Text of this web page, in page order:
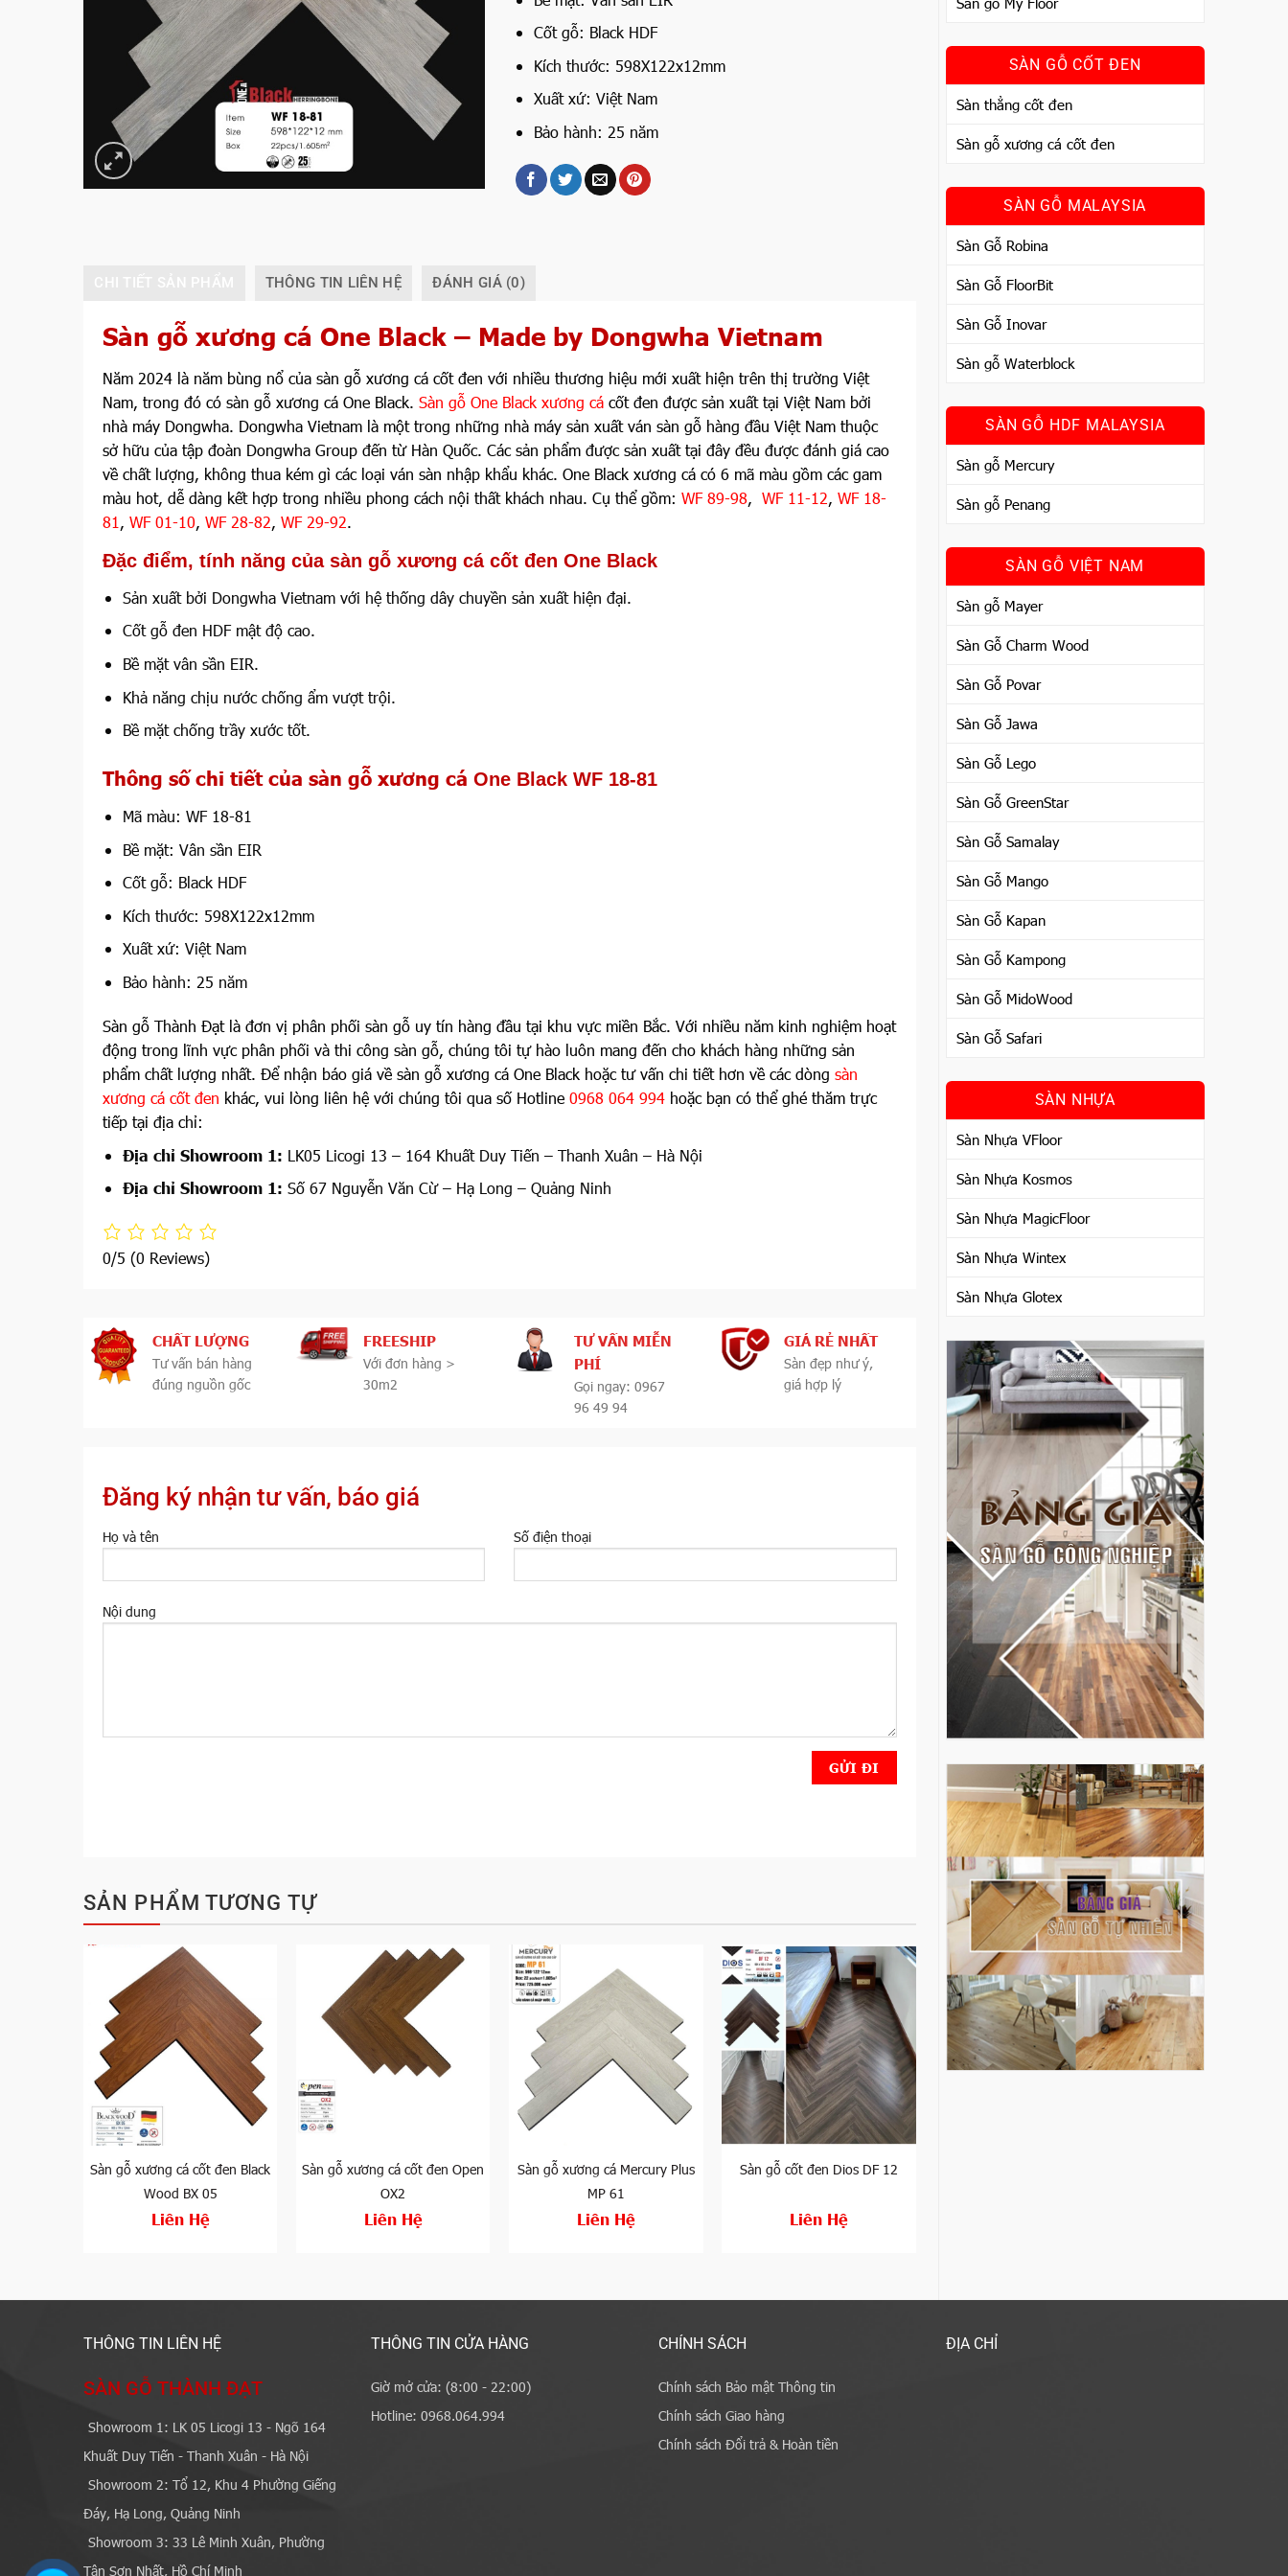
SÀN GỖ CỐT ĐEN
Sàn thẳng cốt đen
Sàn gỗ xương cá cốt đen
SÀN GỖ MALAYSIA
Sàn Gỗ Robina
Sàn Gỗ FloorBit
Sàn Gỗ Inovar
Sàn gỗ Waterblock
SÀN GỖ HDF MALAYSIA
Sàn gỗ Mercury
Sàn gỗ Penang
SÀN GỖ VIỆT NAM
Sàn gỗ Mayer
Sàn Gỗ Charm Wood
Sàn Gỗ Povar
Sàn Gỗ Jawa
Sàn Gỗ Lego
Sàn Gỗ GreenStar
Sàn Gỗ Samalay
Sàn Gỗ Mango
Sàn Gỗ Kapan
Sàn Gỗ Kampong
Sàn Gỗ MidoWood
Sàn Gỗ Safari
SÀN NHỰA
Sàn Nhựa VFloor
Sàn Nhựa Kosmos
Sàn Nhựa MagicFloor
Sàn Nhựa Wintex
Sàn Nhựa Glotex
Cốt gỗ: Black HDF
Kích thước: 598X122x12mm
Xuất xứ: Việt Nam
Bảo hành: 25 năm
THÔNG TIN LIÊN HỆ ĐÁNH GIÁ (0)
Sàn gỗ xương cá One Black – Made by Dongwha Vietnam
Năm 2024 là năm bùng nổ của sàn gỗ xương cá cốt đen với nhiều thương hiệu mới xuất hiện trên thị trường Việt
Nam, trong đó có sàn gỗ xương cá One Black. Sàn gỗ One Black xương cá cốt đen được sản xuất tại Việt Nam bởi
nhà máy Dongwha. Dongwha Vietnam là một trong những nhà máy sản xuất ván sàn gỗ hàng đầu Việt Nam thuộc
sở hữu của tập đoàn Dongwha Group đến từ Hàn Quốc. Các sản phẩm được sản xuất tại đây đều được đánh giá cao
về chất lượng, không thua kém gì các loại ván sàn nhập khẩu khác. One Black xương cá có 6 mã màu gồm các gam
màu hot, dễ dàng kết hợp trong nhiều phong cách nội thất khách nhau. Cụ thể gồm: WF 89-98, WF 11-12, WF 18-
81, WF 01-10, WF 28-82, WF 29-92.
Đặc điểm, tính năng của sàn gỗ xương cá cốt đen One Black
Sản xuất bởi Dongwha Vietnam với hệ thống dây chuyền sản xuất hiện đại.
Cốt gỗ đen HDF mật độ cao.
Bề mặt vân sần EIR.
Khả năng chịu nước chống ẩm vượt trội.
Bề mặt chống trầy xước tốt.
Thông số chi tiết của sàn gỗ xương cá One Black WF 18-81
Mã màu: WF 18-81
Bề mặt: Vân sần EIR
Cốt gỗ: Black HDF
Kích thước: 598X122x12mm
Xuất xứ: Việt Nam
Bảo hành: 25 năm
Sàn gỗ Thành Đạt là đơn vị phân phối sàn gỗ uy tín hàng đầu tại khu vực miền Bắc. Với nhiều năm kinh nghiệm hoạt
động trong lĩnh vực phân phối và thi công sàn gỗ, chúng tôi tự hào luôn mang đến cho khách hàng những sản
phẩm chất lượng nhất. Để nhận báo giá về sàn gỗ xương cá One Black hoặc tư vấn chi tiết hơn về các dòng sàn
xương cá cốt đen khác, vui lòng liên hệ với chúng tôi qua số Hotline 0968 064 994 hoặc bạn có thể ghé thăm trực
tiếp tại địa chỉ:
Địa chỉ Showroom 1: LK05 Licogi 13 – 164 Khuất Duy Tiến – Thanh Xuân – Hà Nội
Địa chỉ Showroom 1: Số 67 Nguyễn Văn Cừ – Hạ Long – Quảng Ninh
0/5 (0 Reviews)
CHẤT LƯỢNG
Tư vấn bán hàng
đúng nguồn gốc
FREESHIP
Với đơn hàng >
30m2
TƯ VẤN MIỄN
PHÍ
Gọi ngay: 0967
96 49 94
GIÁ RẺ NHẤT
Sàn đẹp như ý,
giá hợp lý
Đăng ký nhận tư vấn, báo giá
Họ và tên Số điện thoại
Nội dung
SẢN PHẨM TƯƠNG TỰ
Sàn gỗ xương cá cốt đen Black
Wood BX 05
Liên Hệ
Sàn gỗ xương cá cốt đen Open
OX2
Liên Hệ
Sàn gỗ xương cá Mercury Plus
MP 61
Liên Hệ
Sàn gỗ cốt đen Dios DF 12
Liên Hệ
THÔNG TIN LIÊN HỆ
SÀN GỖ THÀNH ĐẠT
Showroom 1: LK 05 Licogi 13 - Ngõ 164
Khuất Duy Tiến - Thanh Xuân - Hà Nội
Showroom 2: Tổ 12, Khu 4 Phường Giếng
Đáy, Hạ Long, Quảng Ninh
Showroom 3: 33 Lê Minh Xuân, Phường
Tân Sơn Nhất, Hồ Chí Minh
THÔNG TIN CỬA HÀNG
Giờ mở cửa: (8:00 - 22:00)
Hotline: 0968.064.994
CHÍNH SÁCH
Chính sách Bảo mật Thông tin
Chính sách Giao hàng
Chính sách Đổi trả & Hoàn tiền
ĐỊA CHỈ